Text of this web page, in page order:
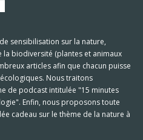
sensibilisation sur la nature,
biodiversité (plantes et animaux
articles afin que chacun puisse
Nous traitons
de podcast intitulée "15 minutes
Enfin, nous proposons toute
cadeau sur le thème de la nature à